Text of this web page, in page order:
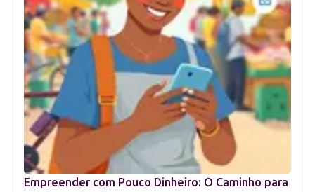
Empreender com Pouco Dinheiro: O Caminho para